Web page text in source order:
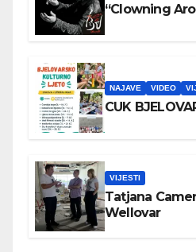
“Clowning
NAJAVE VIDEO
CUK
VIJESTI
Tatjana
Wellovar